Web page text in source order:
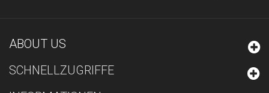
ABOUT US
SCHNELLZUGRIFFE